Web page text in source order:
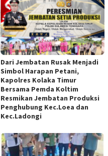
Dari Jembatan Rusak Menjadi
Simbol Harapan Petani,
Kapolres Kolaka Timur
Bersama Pemda Koltim
Resmikan Jembatan Produksi
Penghubung Kec.Loea dan
Kec.Ladongi